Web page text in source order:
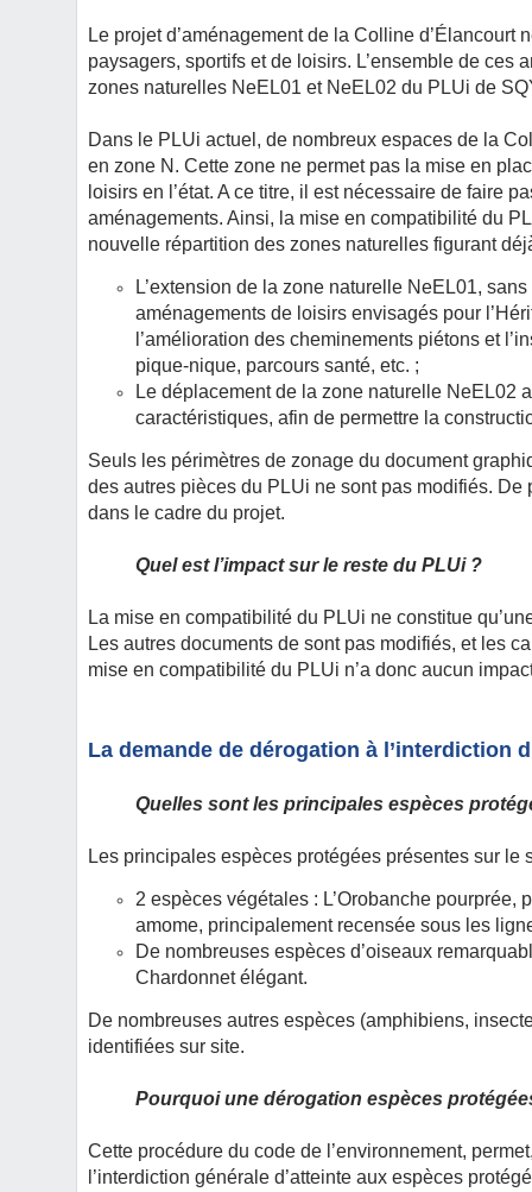
Le projet d’aménagement de la Colline
paysagers, sportifs et de loisirs. L’ensemble de ces
zones naturelles NeEL01 et NeEL02 du PLUi de
Dans le PLUi actuel, de nombreux espaces de la
en zone N. Cette zone ne permet pas la mise en
loisirs en l’état. A ce titre, il est nécessaire de faire
aménagements. Ainsi, la mise en compatibilité du
nouvelle répartition des zones naturelles figurant
L’extension de la zone naturelle NeEL01,
aménagements de loisirs envisagés pour
l’amélioration des cheminements piétons et
pique-nique, parcours santé, etc. ;
Le déplacement de la zone naturelle NeEL02
caractéristiques, afin de permettre la
Seuls les périmètres de zonage du document
des autres pièces du PLUi ne sont pas modifiés.
dans le cadre du projet.
Quel est l’impact sur le reste du PLUi ?
La mise en compatibilité du PLUi ne constitue
Les autres documents de sont pas modifiés, et les
mise en compatibilité du PLUi n’a donc aucun
La demande de dérogation à l’interdiction
Quelles sont les principales espèces
Les principales espèces protégées présentes sur le
2 espèces végétales : L’Orobanche
amome, principalement recensée sous les
De nombreuses espèces d’oiseaux
Chardonnet élégant.
De nombreuses autres espèces (amphibiens,
identifiées sur site.
Pourquoi une dérogation espèces
Cette procédure du code de l’environnement,
l’interdiction générale d’atteinte aux espèces